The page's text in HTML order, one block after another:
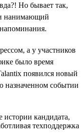
Но бывает так,
и нанимающий
а у участников
было время
появился новый
событии